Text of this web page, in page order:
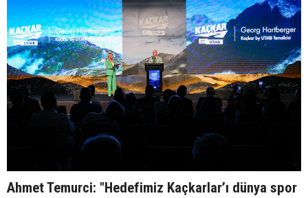
Ahmet Temurci: "Hedefimiz Kaçkarlar’ı dünya spor